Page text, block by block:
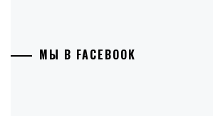
МЫ В FACEBOOK